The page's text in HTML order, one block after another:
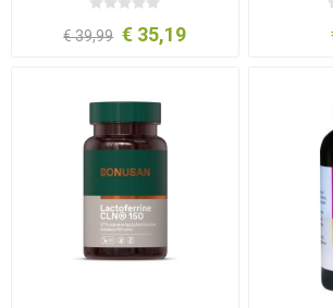
€ 39,99 € 35,19